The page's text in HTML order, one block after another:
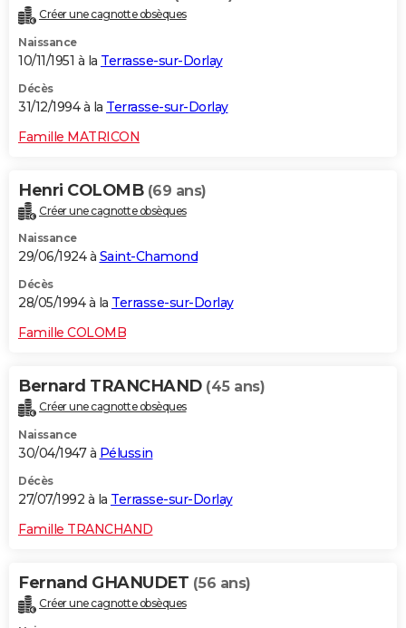
Créer une cagnotte obsèques
Naissance
10/11/1951 à la Terrasse-sur-Dorlay
Décès
31/12/1994 à la Terrasse-sur-Dorlay
Famille MATRICON
Henri COLOMB (69 ans)
Créer une cagnotte obsèques
Naissance
29/06/1924 à Saint-Chamond
Décès
28/05/1994 à la Terrasse-sur-Dorlay
Famille COLOMB
Bernard TRANCHAND (45 ans)
Créer une cagnotte obsèques
Naissance
30/04/1947 à Pélussin
Décès
27/07/1992 à la Terrasse-sur-Dorlay
Famille TRANCHAND
Fernand GHANUDET (56 ans)
Créer une cagnotte obsèques